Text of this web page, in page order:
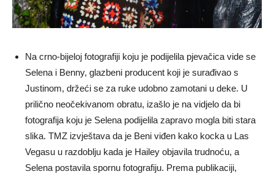
Na crno-bijeloj fotografiji koju je podijelila pjevačica vide se
Selena i Benny, glazbeni producent koji je surađivao s
Justinom, držeći se za ruke udobno zamotani u deke. U
prilično neočekivanom obratu, izašlo je na vidjelo da bi
fotografija koju je Selena podijelila zapravo mogla biti stara
slika. TMZ izvještava da je Beni viđen kako kocka u Las
Vegasu u razdoblju kada je Hailey objavila trudnoću, a
Selena postavila spornu fotografiju. Prema publikaciji,